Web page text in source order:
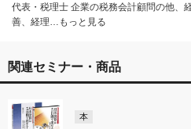
代表・税理士 企業の税務会計顧問の他、
善、経理…もっと見る
関連セミナー・商品
本